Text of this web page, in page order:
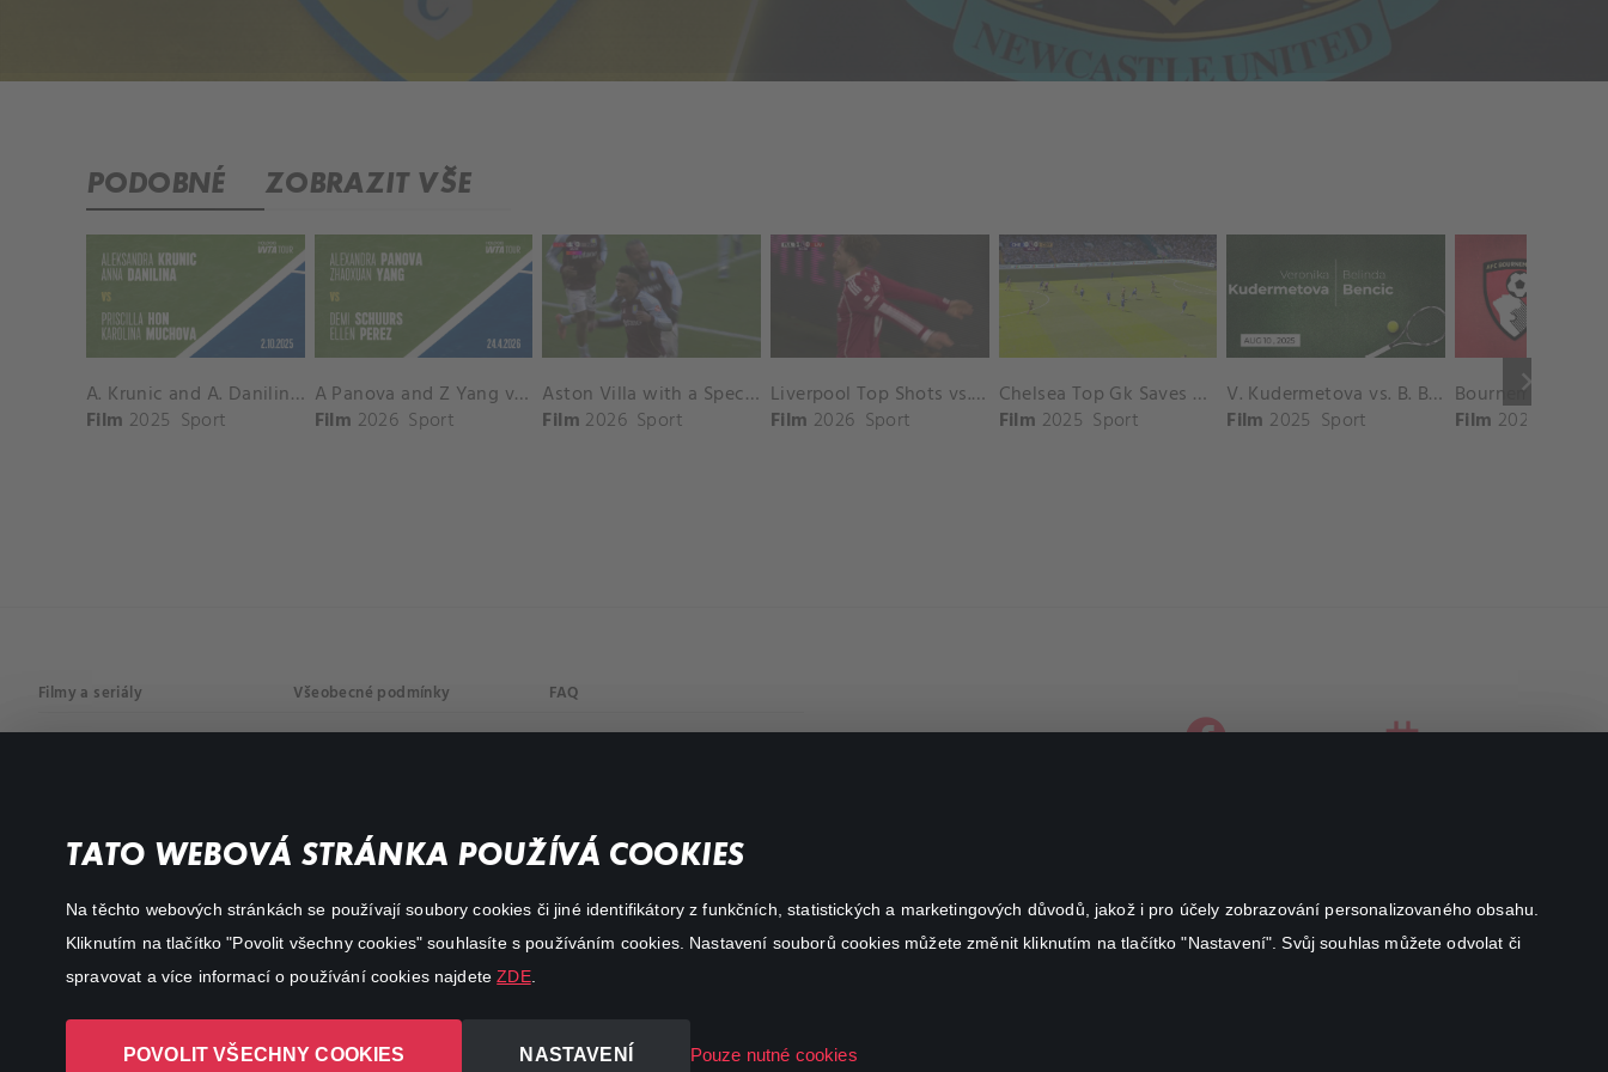
TATO WEBOVÁ STRÁNKA POUŽÍVÁ COOKIES
Na těchto webových stránkách se používají soubory cookies či jiné identifikátory z funkčních, statistických a marketingových důvodů, jakož i pro účely zobrazování personalizovaného obsahu.
Kliknutím na tlačítko "Povolit všechny cookies" souhlasíte s používáním cookies. Nastavení souborů cookies můžete změnit kliknutím na tlačítko "Nastavení". Svůj souhlas můžete odvolat či
spravovat a více informací o používání cookies najdeteZDE.
POVOLIT VŠECHNY COOKIES NASTAVENÍ Pouze nutné cookies
PODOBNÉ ZOBRAZIT VŠE
keyboard_arrow_right
A. Krunic and A. Danilina vs. P. Hon and K. Muchova Match Highlights - BEIJING_Capital Group Diamond ( October 02, 2025)
Film 2025 Sport
A Panova and Z Yang vs D Schuurs and E Perez Match Highlights - MADRID_Court 8 ( April 24, 2026)
Film 2026 Sport
Aston Villa with a Spectacular Goal vs. Nottingham Forest
Film 2026 Sport
Liverpool Top Shots vs. Fulham
Film 2026 Sport
Chelsea Top Gk Saves vs. Crystal Palace
Film 2025 Sport
V. Kudermetova vs. B. Bencic Match Highlights - CINCINNATI_Champions Court ( August 10, 2025)
Film 2025 Sport Film 2025
Filmy a seriály
Akční
Všeobecné podmínky FAQ
facebookinstagram
Canal+ Luxembourg S. à r.l. se sídlem Rue Albert Borschette 4,